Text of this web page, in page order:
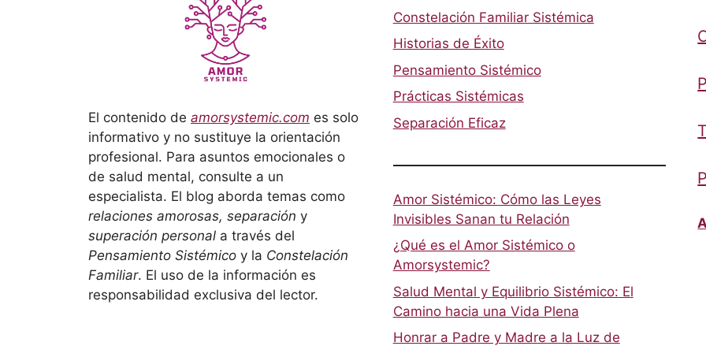
El contenido de amorsystemic.com es solo
informativo y no sustituye la orientación
profesional. Para asuntos emocionales o
de salud mental, consulte a un
especialista. El blog aborda temas como
relaciones amorosas, separación y
superación personal a través del
Pensamiento Sistémico y la Constelación
Familiar. El uso de la información es
responsabilidad exclusiva del lector.
Constelación Familiar Sistémica
Historias de Éxito
Pensamiento Sistémico
Prácticas Sistémicas
Separación Eficaz
Amor Sistémico: Cómo las Leyes
Invisibles Sanan tu Relación
¿Qué es el Amor Sistémico o
Amorsystemic?
Salud Mental y Equilibrio Sistémico: El
Camino hacia una Vida Plena
Honrar a Padre y Madre a la Luz de